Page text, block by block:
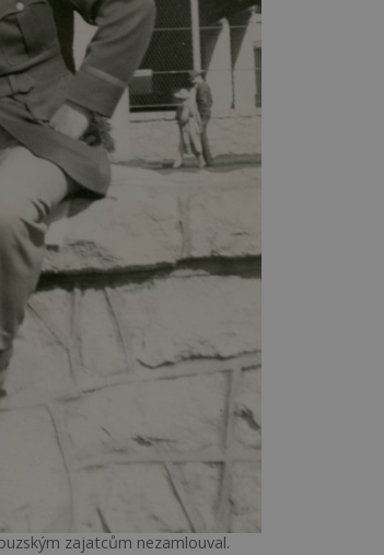
zajatcům nezamlouval.